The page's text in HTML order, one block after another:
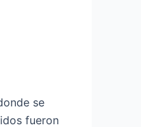
se
fueron